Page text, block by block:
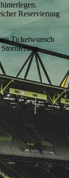
Reservierung
Ticketwunsch